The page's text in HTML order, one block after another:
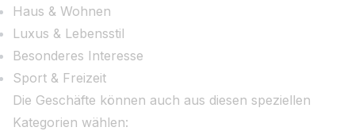
Haus & Wohnen
Luxus & Lebensstil
Besonderes Interesse
Sport & Freizeit
Die Geschäfte können auch aus diesen speziellen
Kategorien wählen: